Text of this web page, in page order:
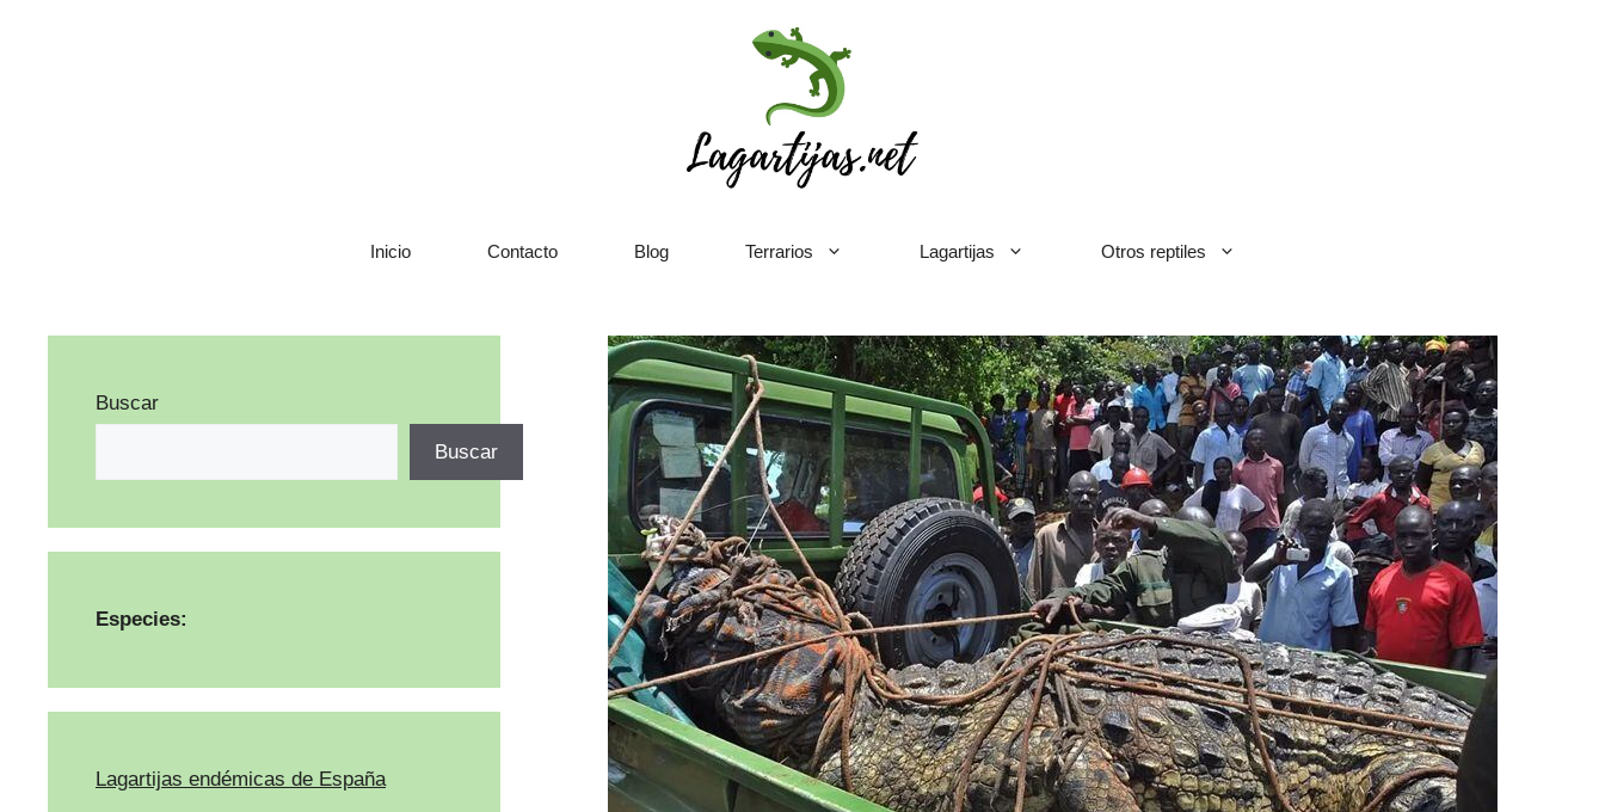
Inicio Contacto Blog Terrarios Lagartijas Otros reptiles
Buscar
Buscar
Especies:
Lagartijas endémicas de España